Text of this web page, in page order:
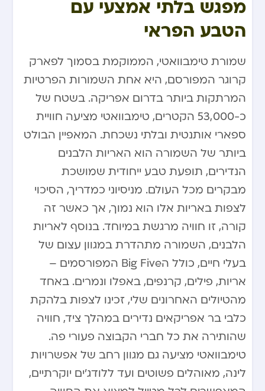
מפגש בלתי אמצעי עם
הטבע הפראי
שמורת טימבוואטי, הממוקמת בסמוך לפארק
קרוגר המפורסם, היא אחת השמורות הפרטיות
המרתקות ביותר בדרום אפריקה. בשטח של
כ-53,000 הקטרים, טימבוואטי מציעה חוויית
ספארי אותנטית ובלתי נשכחת. המאפיין הבולט
ביותר של השמורה הוא האריות הלבנים
הנדירים, תופעת טבע ייחודית שמושכת
מבקרים מכל העולם. מניסיוני כמדריך, הסיכוי
לצפות באריות אלו הוא נמוך, אך כאשר זה
קורה, זו חוויה מרגשת במיוחד. בנוסף לאריות
הלבנים, השמורה מתהדרת במגוון עצום של
בעלי חיים, כולל הBig Five המפורסמים –
אריות, פילים, קרנפים, באפלו ונמרים. באחד
מהטיולים האחרונים שלי, זכינו לצפות בלהקת
כלבי בר אפריקאים נדירים במהלך ציד, חוויה
שהותירה את כל חברי הקבוצה פעורי פה.
טימבוואטי מציעה גם מגוון רחב של אפשרויות
לינה, מאוהלים פשוטים ועד ללודג’ים יוקרתיים,